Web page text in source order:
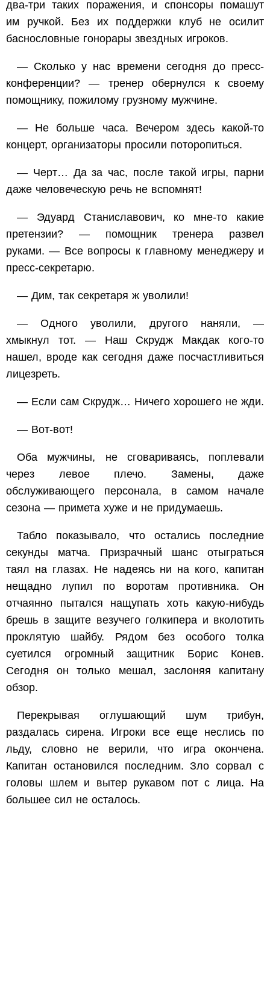
два-три таких поражения, и спонсоры помашут
им ручкой. Без их поддержки клуб не осилит
баснословные гонорары звездных игроков.
— Сколько у нас времени сегодня до пресс-
конференции? — тренер обернулся к своему
помощнику, пожилому грузному мужчине.
— Не больше часа. Вечером здесь какой-то
концерт, организаторы просили поторопиться.
— Черт… Да за час, после такой игры, парни
даже человеческую речь не вспомнят!
— Эдуард Станиславович, ко мне-то какие
претензии? — помощник тренера развел
руками. — Все вопросы к главному менеджеру и
пресс-секретарю.
— Дим, так секретаря ж уволили!
— Одного уволили, другого наняли, —
хмыкнул тот. — Наш Скрудж Макдак кого-то
нашел, вроде как сегодня даже посчастливиться
лицезреть.
— Если сам Скрудж… Ничего хорошего не жди.
— Вот-вот!
Оба мужчины, не сговариваясь, поплевали
через левое плечо. Замены, даже
обслуживающего персонала, в самом начале
сезона — примета хуже и не придумаешь.
Табло показывало, что остались последние
секунды матча. Призрачный шанс отыграться
таял на глазах. Не надеясь ни на кого, капитан
нещадно лупил по воротам противника. Он
отчаянно пытался нащупать хоть какую-нибудь
брешь в защите везучего голкипера и вколотить
проклятую шайбу. Рядом без особого толка
суетился огромный защитник Борис Конев.
Сегодня он только мешал, заслоняя капитану
обзор.
Перекрывая оглушающий шум трибун,
раздалась сирена. Игроки все еще неслись по
льду, словно не верили, что игра окончена.
Капитан остановился последним. Зло сорвал с
головы шлем и вытер рукавом пот с лица. На
большее сил не осталось.